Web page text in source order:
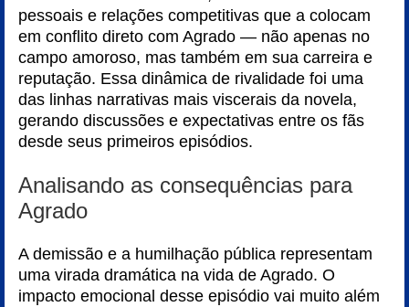
pessoais e relações competitivas que a colocam
em conflito direto com Agrado — não apenas no
campo amoroso, mas também em sua carreira e
reputação. Essa dinâmica de rivalidade foi uma
das linhas narrativas mais viscerais da novela,
gerando discussões e expectativas entre os fãs
desde seus primeiros episódios.
Analisando as consequências para
Agrado
A demissão e a humilhação pública representam
uma virada dramática na vida de Agrado. O
impacto emocional desse episódio vai muito além